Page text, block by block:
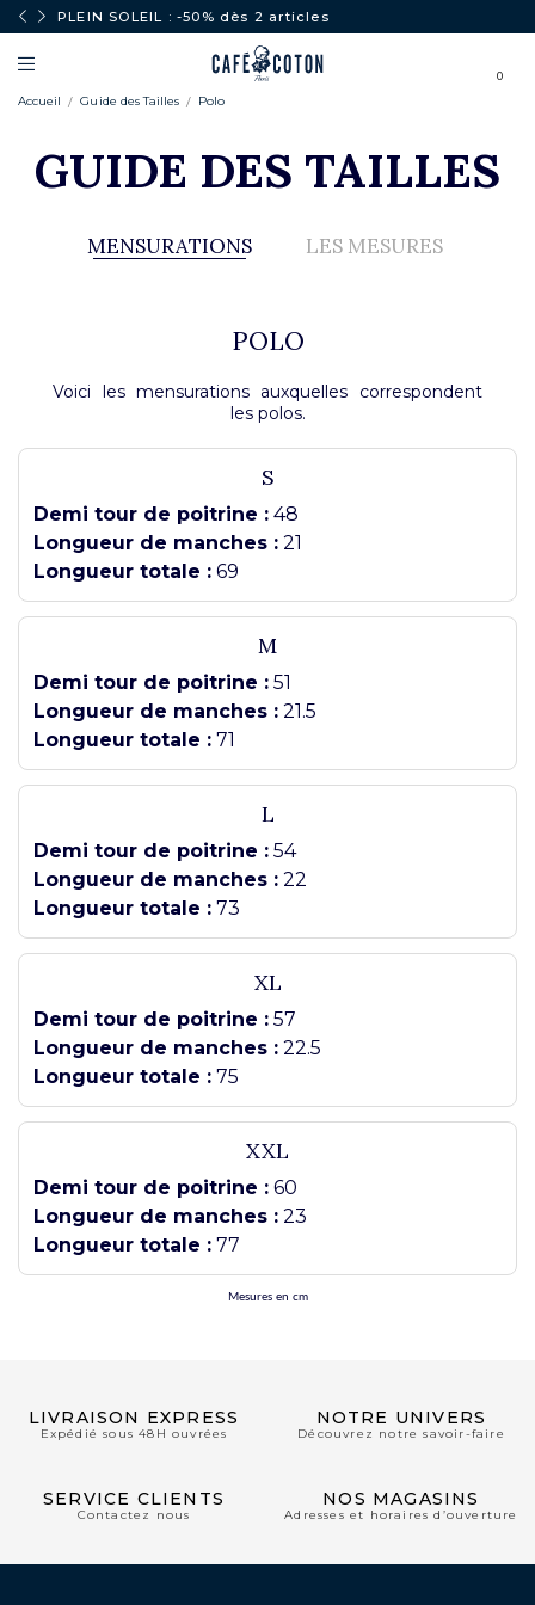
PLEIN SOLEIL : -50% dès 2 articles
0
Accueil Guide des Tailles Polo
GUIDE DES TAILLES
MENSURATIONS
POLO
Voici les mensurations auxquelles correspondent
les polos.
S
Demi tour de poitrine : 48
Longueur de manches : 21
Longueur totale : 69
M
Demi tour de poitrine : 51
Longueur de manches : 21.5
Longueur totale : 71
L
Demi tour de poitrine : 54
Longueur de manches : 22
Longueur totale : 73
XL
Demi tour de poitrine : 57
Longueur de manches : 22.5
Longueur totale : 75
XXL
Demi tour de poitrine : 60
Longueur de manches : 23
Longueur totale : 77
Mesures en cm
LES MESURES
LIVRAISON EXPRESS
Expédié sous 48H ouvrées
NOTRE UNIVERS
Découvrez notre savoir-faire
SERVICE CLIENTS
Contactez nous
NOS MAGASINS
Adresses et horaires d’ouverture